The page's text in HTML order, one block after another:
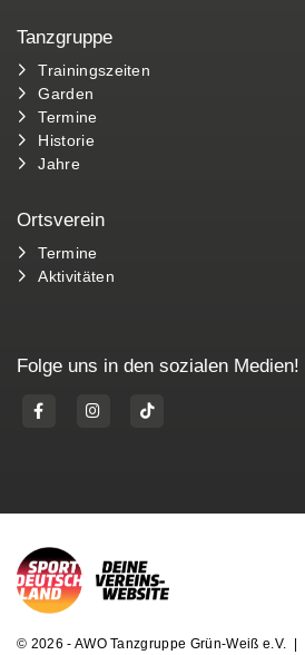
Tanzgruppe
Trainingszeiten
Garden
Termine
Historie
Jahre
Ortsverein
Termine
Aktivitäten
Folge uns in den sozialen Medien!
© 2026 - AWO Tanzgruppe Grün-Weiß e.V. |